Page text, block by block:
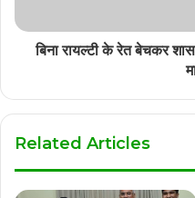
बिना रायल्टी के रेत बेचकर
Related Articles